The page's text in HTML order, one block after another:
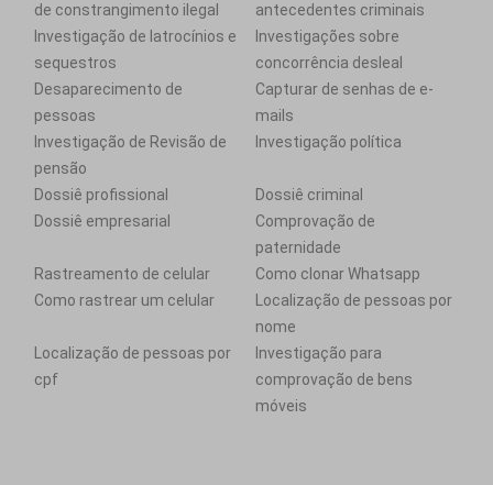
de constrangimento ilegal
antecedentes criminais
Investigação de latrocínios e
sequestros
Investigações sobre
concorrência desleal
Desaparecimento de
pessoas
Capturar de senhas de e-
mails
Investigação de Revisão de
pensão
Investigação política
Dossiê profissional
Dossiê criminal
Dossiê empresarial
Comprovação de
paternidade
Rastreamento de celular
Como clonar Whatsapp
Como rastrear um celular
Localização de pessoas por
nome
Localização de pessoas por
cpf
Investigação para
comprovação de bens
móveis